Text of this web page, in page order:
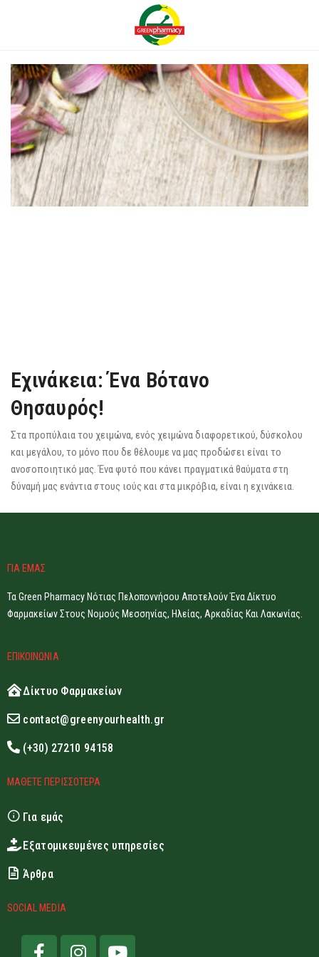
Εχινάκεια: Ένα Βότανο
Θησαυρός!
Στα προπύλαια του χειμώνα, ενός χειμώνα διαφορετικού, δύσκολου
και μεγάλου, το μόνο που δε θέλουμε να μας προδώσει είναι το
ανοσοποιητικό μας. Ένα φυτό που κάνει πραγματικά θαύματα στη
δύναμή μας ενάντια στους ιούς και στα μικρόβια, είναι η εχινάκεια.
ΓΙΑ ΕΜΑΣ
Τα Green Pharmacy Νότιας Πελοποννήσου Αποτελούν Ένα Δίκτυο
Φαρμακείων Στους Νομούς Μεσσηνίας, Ηλείας, Αρκαδίας Και Λακωνίας.
ΕΠΙΚΟΙΝΩΝΙΑ
Δίκτυο Φαρμακείων
contact@greenyourhealth.gr
(+30) 27210 94158
ΜΑΘΕΤΕ ΠΕΡΙΣΣΟΤΕΡΑ
Για εμάς
Εξατομικευμένες υπηρεσίες
Άρθρα
SOCIAL MEDIA